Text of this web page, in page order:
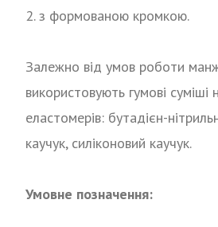
2. з формованою кромкою.
Залежно від умов роботи
використовують гумові суміші
еластомерів: бутадієн-
каучук, силіконовий каучук.
Умовне позначення: